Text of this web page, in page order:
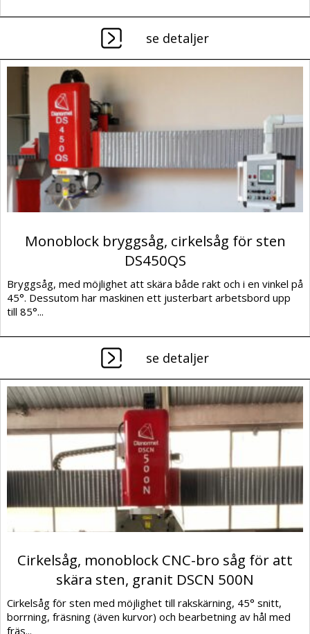
se detaljer
Monoblock bryggsåg, cirkelsåg för sten
DS450QS
Bryggsåg, med möjlighet att skära både rakt och i en vinkel på
45°. Dessutom har maskinen ett justerbart arbetsbord upp
till 85°...
se detaljer
Cirkelsåg, monoblock CNC-bro såg för att
skära sten, granit DSCN 500N
Cirkelsåg för sten med möjlighet till rakskärning, 45° snitt,
borrning, fräsning (även kurvor) och bearbetning av hål med
fräs...